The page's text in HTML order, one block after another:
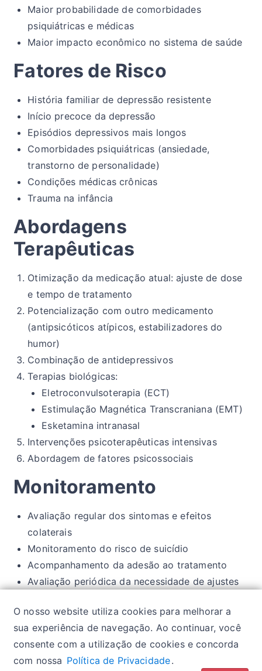
Maior probabilidade de comorbidades
psiquiátricas e médicas
Maior impacto econômico no sistema de saúde
Fatores de Risco
História familiar de depressão resistente
Início precoce da depressão
Episódios depressivos mais longos
Comorbidades psiquiátricas (ansiedade,
transtorno de personalidade)
Condições médicas crônicas
Trauma na infância
Abordagens
Terapêuticas
Otimização da medicação atual: ajuste de dose
e tempo de tratamento
Potencialização com outro medicamento
(antipsicóticos atípicos, estabilizadores do
humor)
Combinação de antidepressivos
Terapias biológicas:
Eletroconvulsoterapia (ECT)
Estimulação Magnética Transcraniana (EMT)
Esketamina intranasal
Intervenções psicoterapêuticas intensivas
Abordagem de fatores psicossociais
Monitoramento
Avaliação regular dos sintomas e efeitos
colaterais
Monitoramento do risco de suicídio
Acompanhamento da adesão ao tratamento
Avaliação periódica da necessidade de ajustes
Suporte psicossocial contínuo
O nosso website utiliza cookies para melhorar a
sua experiência de navegação. Ao continuar, você
consente com a utilização de cookies e concorda
com nossa Política de Privacidade.